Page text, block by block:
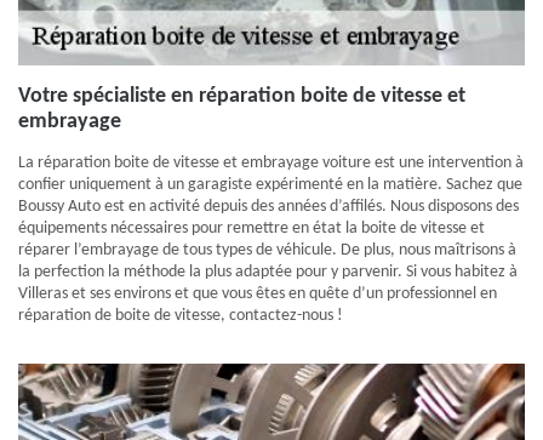
Votre spécialiste en réparation boite de vitesse et
embrayage
La réparation boite de vitesse et embrayage voiture est une intervention à
confier uniquement à un garagiste expérimenté en la matière. Sachez que
Boussy Auto est en activité depuis des années d’affilés. Nous disposons des
équipements nécessaires pour remettre en état la boite de vitesse et
réparer l’embrayage de tous types de véhicule. De plus, nous maîtrisons à
la perfection la méthode la plus adaptée pour y parvenir. Si vous habitez à
Villeras et ses environs et que vous êtes en quête d’un professionnel en
réparation de boite de vitesse, contactez-nous !